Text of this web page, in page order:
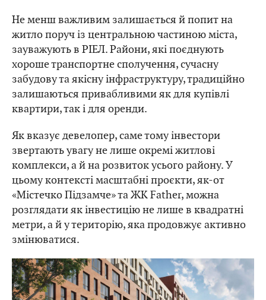
Не менш важливим залишається й попит на
житло поруч із центральною частиною міста,
зауважують в РІЕЛ. Райони, які поєднують
хороше транспортне сполучення, сучасну
забудову та якісну інфраструктуру, традиційно
залишаються привабливими як для купівлі
квартири, так і для оренди.
Як вказує девелопер, саме тому інвестори
звертають увагу не лише окремі житлові
комплекси, а й на розвиток усього району. У
цьому контексті масштабні проєкти, як-от
«Містечко Підзамче» та ЖК Father, можна
розглядати як інвестицію не лише в квадратні
метри, а й у територію, яка продовжує активно
змінюватися.